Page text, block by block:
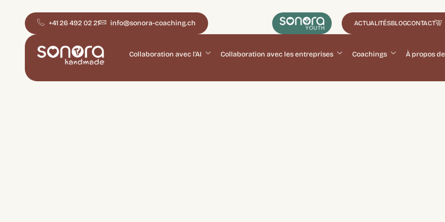
+41 26 492 02 21 info@sonora-coaching.ch ACTUALITÉSBLOGCONTACT
Collaboration avec l'AI Collaboration avec les entreprises Coachings À propos